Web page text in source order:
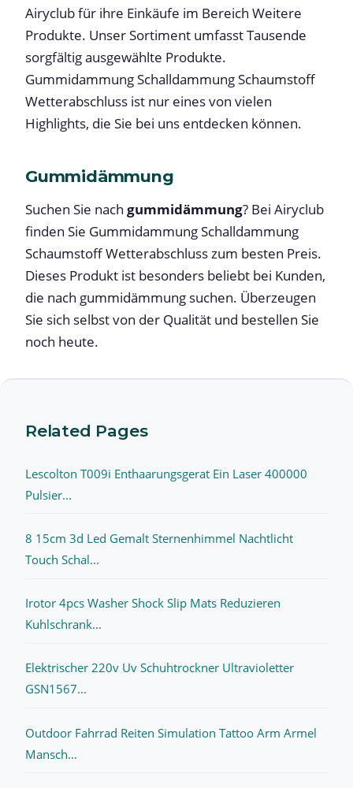
Airyclub für ihre Einkäufe im Bereich Weitere
Produkte. Unser Sortiment umfasst Tausende
sorgfältig ausgewählte Produkte.
Gummidammung Schalldammung Schaumstoff
Wetterabschluss ist nur eines von vielen
Highlights, die Sie bei uns entdecken können.
Gummidämmung
Suchen Sie nach gummidämmung? Bei Airyclub
finden Sie Gummidammung Schalldammung
Schaumstoff Wetterabschluss zum besten Preis.
Dieses Produkt ist besonders beliebt bei Kunden,
die nach gummidämmung suchen. Überzeugen
Sie sich selbst von der Qualität und bestellen Sie
noch heute.
Related Pages
Lescolton T009i Enthaarungsgerat Ein Laser 400000
Pulsier...
8 15cm 3d Led Gemalt Sternenhimmel Nachtlicht
Touch Schal...
Irotor 4pcs Washer Shock Slip Mats Reduzieren
Kuhlschrank...
Elektrischer 220v Uv Schuhtrockner Ultravioletter
GSN1567...
Outdoor Fahrrad Reiten Simulation Tattoo Arm Armel
Mansch...